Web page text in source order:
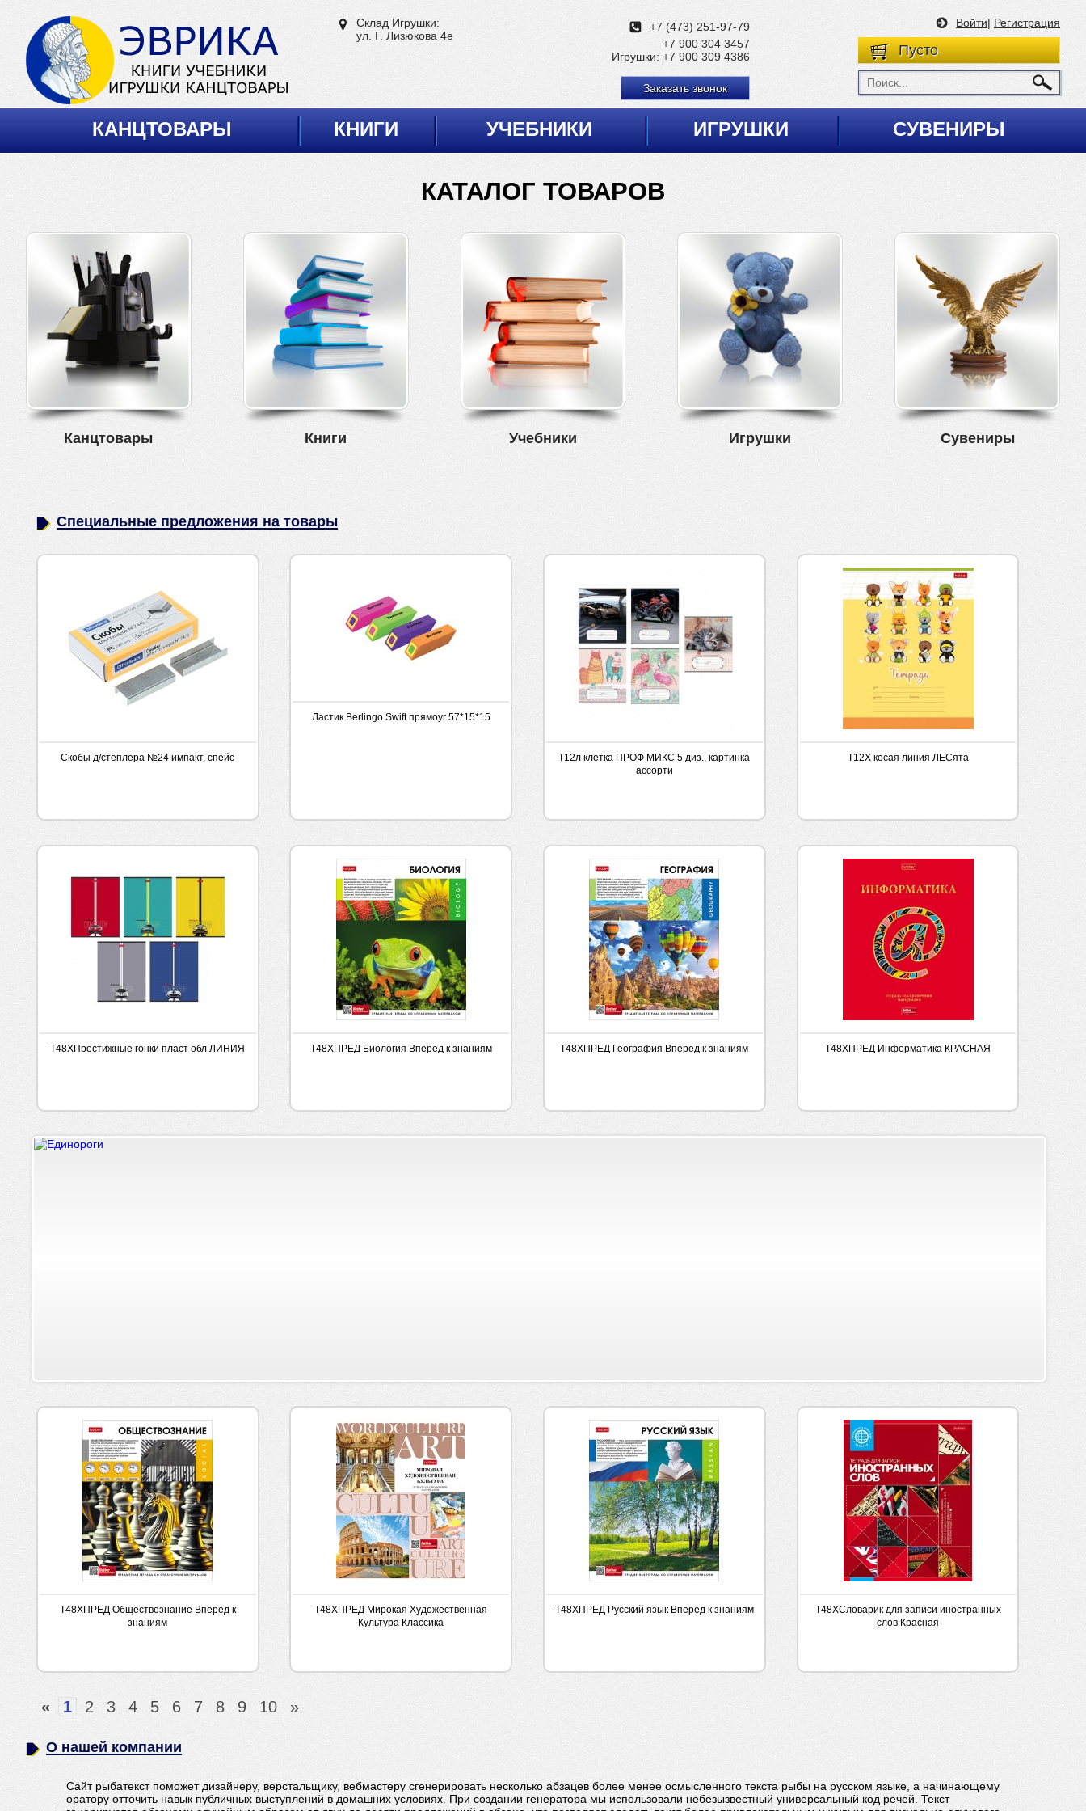
Склад Игрушки:
ул. Г. Лизюкова 4е
+7 (473) 251-97-79
+7 900 304 3457
Игрушки: +7 900 309 4386
Заказать звонок
Войти| Регистрация
Пусто
КАНЦТОВАРЫ КНИГИ УЧЕБНИКИ ИГРУШКИ СУВЕНИРЫ
КАТАЛОГ ТОВАРОВ
Канцтовары Книги Учебники Игрушки Сувениры
Специальные предложения на товары
Скобы д/степлера №24 импакт, спейс
Ластик Berlingo Swift прямоуг 57*15*15
Т12л клетка ПРОФ МИКС 5 диз., картинка
ассорти
Т12Х косая линия ЛЕСята
Т48ХПрестижные гонки пласт обл ЛИНИЯ Т48ХПРЕД Биология Вперед к знаниям Т48ХПРЕД География Вперед к знаниям Т48ХПРЕД Информатика КРАСНАЯ
Т48ХПРЕД Обществознание Вперед к
знаниям
Т48ХПРЕД Мирокая Художественная
Культура Классика
Т48ХПРЕД Русский язык Вперед к знаниям
Т48ХСловарик для записи иностранных
слов Красная
« 1 2 3 4 5 6 7 8 9 10 »
О нашей компании
Сайт рыбатекст поможет дизайнеру, верстальщику, вебмастеру сгенерировать несколько абзацев более менее осмысленного текста рыбы на русском языке, а начинающему
оратору отточить навык публичных выступлений в домашних условиях. При создании генератора мы использовали небезызвестный универсальный код речей. Текст